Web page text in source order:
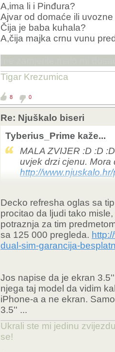
A,ima li i Pinđura?
Ajvar od domaće ili
Čija je baba kuhala?
A,čija majka crnu vunu
Tigar Krezumica
8 0
Re: Njuškalo biseri
Tyberius_Prime kaže...
MALA ZVIJER :D :D
uvjek drzi cjenu.
http://
Decko refresha oglas sa
procitao da ljudi tako
potraznja za tim
sa 125 000 pregleda.
dual-sim-garancija-
Jos napise da je ekran
njega taj model da vidim
iPhone-a a ne ekran.
3.5'' ...
Ukrali ste mi jedinu
se!